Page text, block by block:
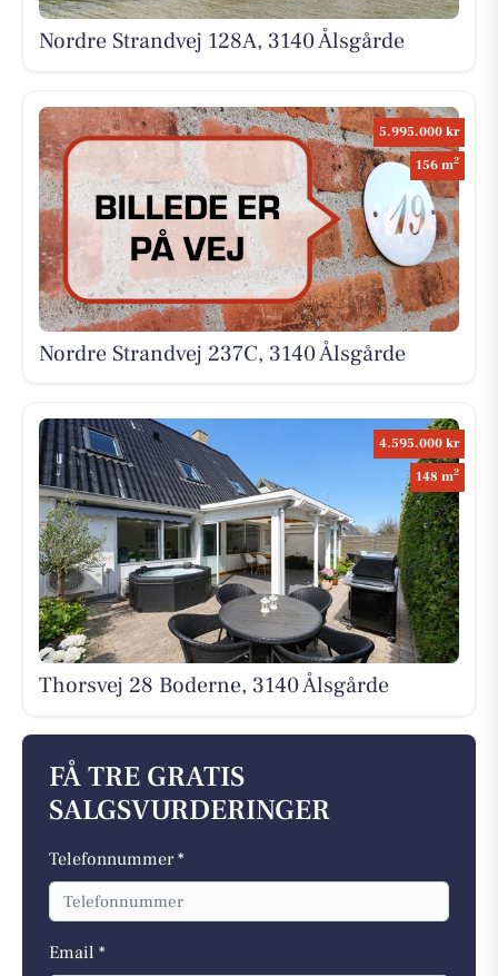
Nordre Strandvej 128A, 3140 Ålsgårde
5.995.000 kr
156 m2
Nordre Strandvej 237C, 3140 Ålsgårde
4.595.000 kr
148 m2
Thorsvej 28 Boderne, 3140 Ålsgårde
FÅ TRE GRATIS
SALGSVURDERINGER
Telefonnummer *
Email *